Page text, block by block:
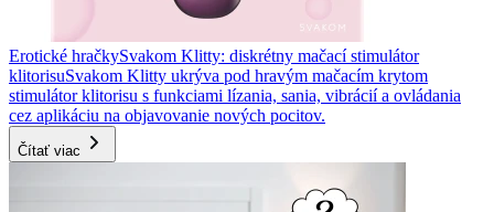
Erotické hračkySvakom Klitty: diskrétny mačací stimulátor
klitorisuSvakom Klitty ukrýva pod hravým mačacím krytom
stimulátor klitorisu s funkciami lízania, sania, vibrácií a ovládania
cez aplikáciu na objavovanie nových pocitov.
Čítať viac